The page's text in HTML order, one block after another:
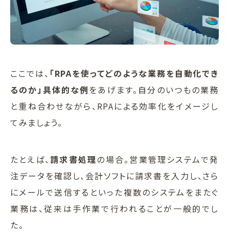
ここでは、 「RPAを使ってどのような業務を自動化でき
るのか」具体的な例 をあげます。自分のいつもの業務
と重ね合わせながら、RPAによる効率化をイメージし
てみましょう。
たとえば、 請求書処理の場合。営業管理システムで発
注データを確認し、会計ソフトに請求書を入力し、さら
にメールで送信するといった複数のシステムをまたぐ
業務は、従来は手作業で行われることが一般的でし
た。